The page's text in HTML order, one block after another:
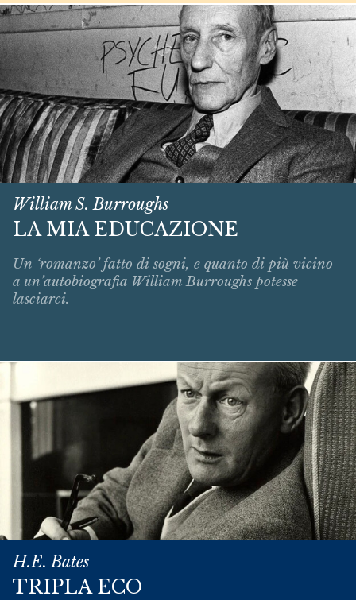
William S. Burroughs
LA MIA EDUCAZIONE
Un ‘romanzo’ fatto di sogni, e quanto di più vicino
a un’autobiografia William Burroughs potesse
lasciarci.
H.E. Bates
TRIPLA ECO